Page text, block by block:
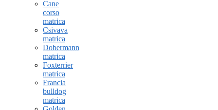
Cane
corso
matrica
Csivava
matrica
Dobermann
matrica
Foxterrier
matrica
Francia
bulldog
matrica